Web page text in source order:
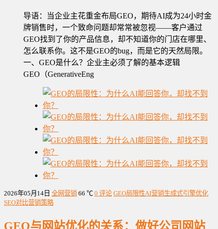
导语：当企业主花重金布局GEO，期待AI成为24小时金
牌销售时，一个致命问题却常常被忽视——客户通过
GEO找到了你的产品信息，却不知道你的门店在哪里、
怎么联系你。这不是GEO的bug，而是它的天然局限。
一、GEO是什么？企业主必须了解的基本逻辑
GEO（GenerativeEng
2026年05月14日 全网营销 66 ℃ 0 评论 GEO局限性AI营销生成式引擎优化
SEO对比营销策略
GEO与网站优化的关系：做好公司网站